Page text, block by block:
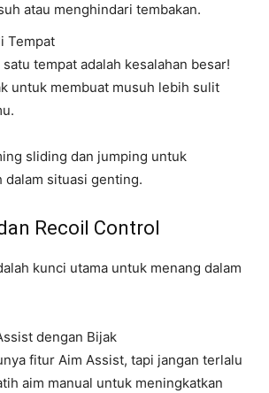
atau menghindari tembakan.
Tempat
tempat adalah kesalahan besar!
untuk membuat musuh lebih sulit
sliding dan jumping untuk
dalam situasi genting.
Recoil Control
kunci utama untuk menang dalam
dengan Bijak
fitur Aim Assist, tapi jangan terlalu
aim manual untuk meningkatkan